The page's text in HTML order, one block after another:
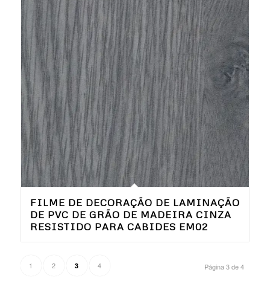
FILME DE DECORAÇÃO DE LAMINAÇÃO
DE PVC DE GRÃO DE MADEIRA CINZA
RESISTIDO PARA CABIDES EM02
Página 3 de 4
1 2 3 4